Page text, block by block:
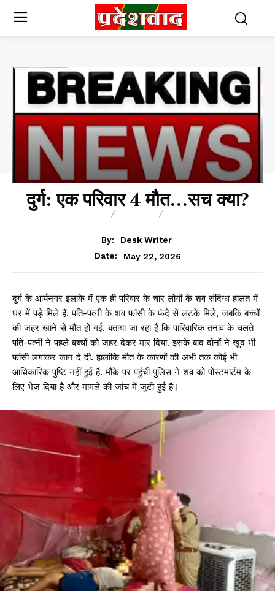
दुर्ग: एक परिवार 4 मौत…सच क्या?
By:
Desk Writer
Date:
May 22, 2026
दुर्ग के आर्यनगर इलाके में एक ही परिवार के चार लोगों के शव संदिग्ध हालत में
घर में पड़े मिले हैं. पति-पत्नी के शव फांसी के फंदे से लटके मिले, जबकि बच्चों
की जहर खाने से मौत हो गई. बताया जा रहा है कि पारिवारिक तनाव के चलते
पति-पत्नी ने पहले बच्चों को जहर देकर मार दिया. इसके बाद दोनों ने खुद भी
फांसी लगाकर जान दे दी. हालांकि मौत के कारणों की अभी तक कोई भी
आधिकारिक पुष्टि नहीं हुई है. मौके पर पहुंची पुलिस ने शव को पोस्टमार्टम के
लिए भेज दिया है और मामले की जांच में जुटी हुई है।